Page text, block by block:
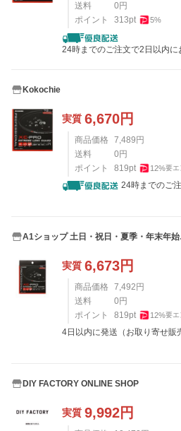
送料
0 円
ポイント
313pt 5%
24時までのご注文で2日以内に
Kokochie
実質 6,670円
商品価格 7,489円
送料
0円
ポイント
819pt 12%要エ
24時までのご
A1ショップ 土日・祝日・夏季・年末年始
実質 6,673円
商品価格 7,492円
送料
0円
ポイント
819pt 12%要エ
4日以内に発送（お取り寄せ販
DIY FACTORY ONLINE SHOP
実質 9,992円